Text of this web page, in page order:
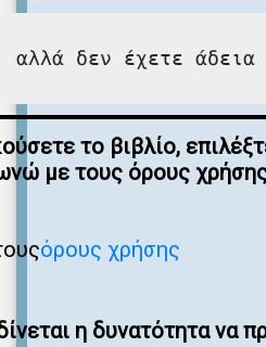
αλλά δεν έχετε
το βιβλίο,
με τους όρους
όρους χρήσης
η δυνατότητα να